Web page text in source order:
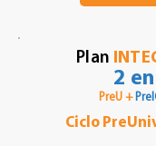
Plan
2 en
PreU +
Ciclo